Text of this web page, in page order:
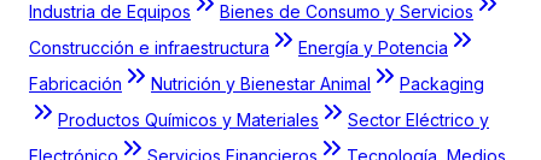
Industria de Equipos
Bienes de Consumo y Servicios
Construcción e infraestructura
Energía y Potencia
Fabricación
Nutrición y Bienestar Animal
Packaging
Productos Químicos y Materiales
Sector Eléctrico y
Electrónico
Servicios Financieros
Tecnología, Medios